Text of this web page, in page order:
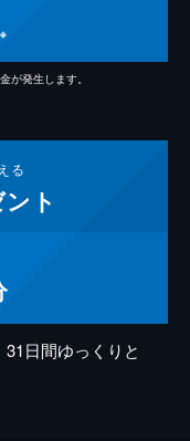
※
が発生します。
る
ト
日間ゆっくりと